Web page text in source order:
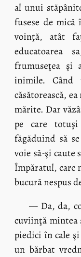
al unui
fusese de
voinţă, atât
educatoarea
frumuseţea şi
inimile.
căsătorească,
mărite. Dar
pe care
făgăduind să
voie să-şi caute
Împăratul, care
bucură nespus
— Da, da,
cuviinţă mintea
piedici în cale
un bărbat